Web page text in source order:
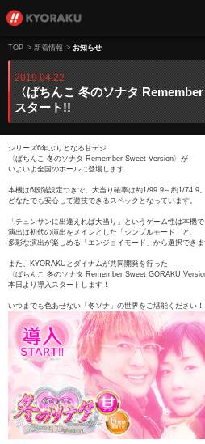
TOP > 新着情報 > お知らせ
2019.04.22
〈ぱちんこ 冬のソナタ
スタート!!
シリーズ6年ぶりとなる甘デジ
〈ぱちんこ 冬のソナタ Remember Sweet Version〉が
いよいよ全国のホールに登場します！
本機は6段階設定つきで、大当り確率は約1/99.9～約1/74.9。
どなたでも安心して遊技できるスペックとなっています。
「チュンサンに出逢えれば大当り」というゲーム性は本機で
演出は初代の演出をメインとした「シンプルモード」と、
多彩な演出が楽しめる「エンジョイモード」から選択できま
また、KYORAKUとダイナムが共同開発を行った
〈ぱちんこ 冬のソナタ Remember Sweet GORAKU
本日より導入スタートします！
いつまでも色あせない「冬ソナ」の世界をご堪能ください！